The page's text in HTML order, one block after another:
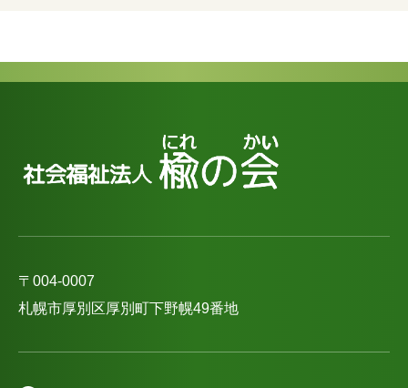
〒004-0007
札幌市厚別区厚別町下野幌49番地